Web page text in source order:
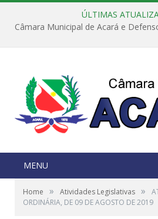
ÚLTIMAS
MENU
Home » Atividades Legislativas »
ORDINÁRIA, DE 09 DE AGOSTO DE 2019